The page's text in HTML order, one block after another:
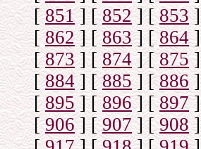
[851] [852] [853]
[862] [863] [864]
[873] [874] [875]
[884] [885] [886]
[895] [896] [897]
[906] [907] [908]